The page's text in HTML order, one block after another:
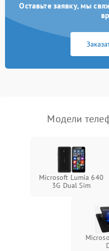
Оставьте заявку, мы
Модели
Microsoft Lumia 640
3G Dual Sim